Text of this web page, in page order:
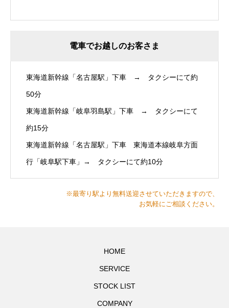
電車でお越しのお客さま
東海道新幹線「名古屋駅」下車 → タクシーにて約
50分
東海道新幹線「岐阜羽島駅」下車 → タクシーにて
約15分
東海道新幹線「名古屋駅」下車 東海道本線岐阜方面
行「岐阜駅下車」→ タクシーにて約10分
※最寄り駅より無料送迎させていただきますので、
お気軽にご相談ください。
HOME
SERVICE
STOCK LIST
COMPANY